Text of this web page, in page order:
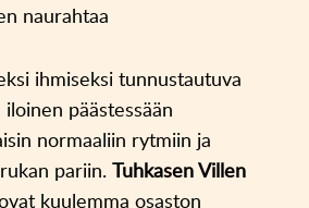
naurahtaa
ihmiseksi tunnustautuva
päästessään
normaaliin rytmiin ja
pariin. Tuhkasen Villen
kuulemma osaston